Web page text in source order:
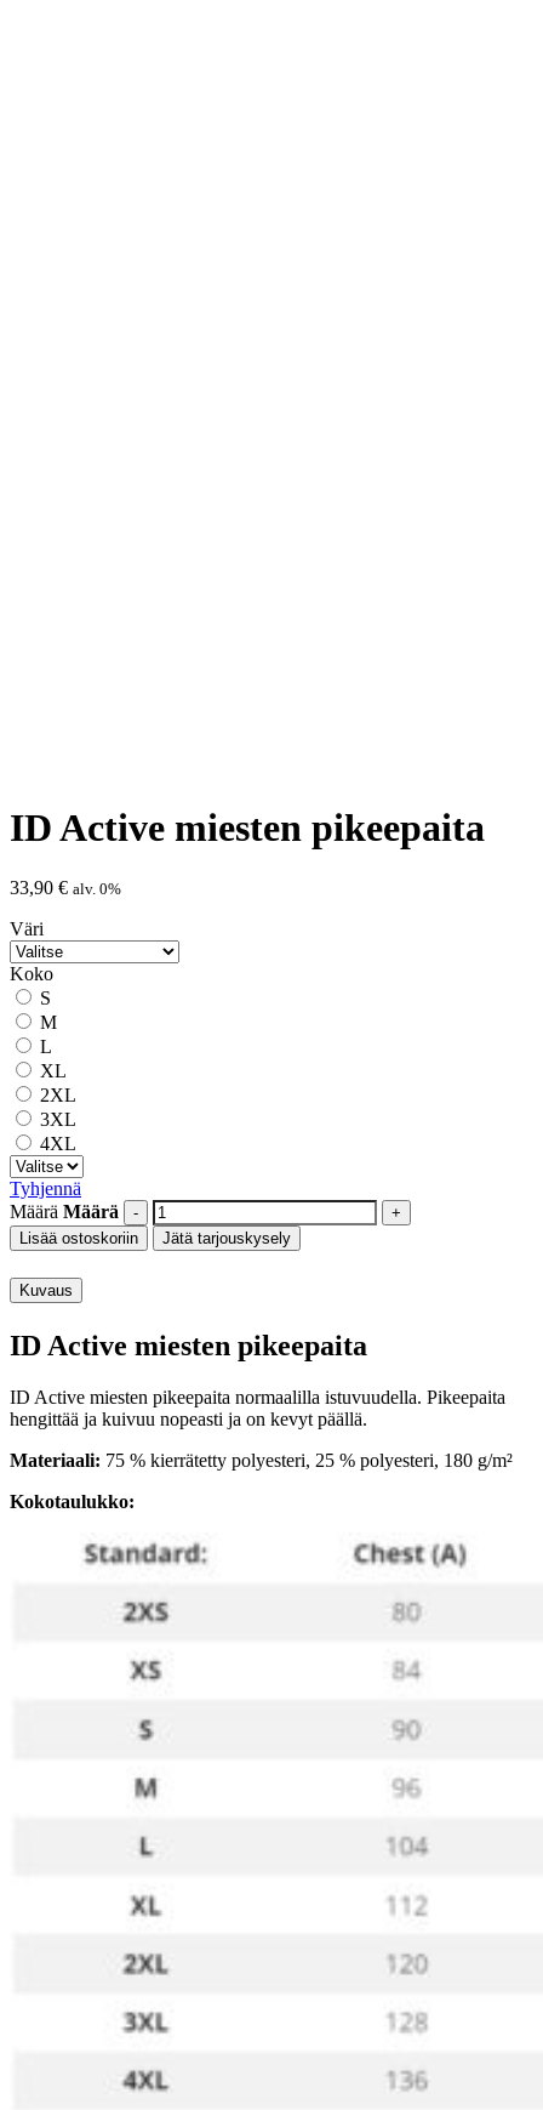
ID Active miesten pikeepaita
33,90 € alv. 0%
Väri
Koko
S
M
L
XL
2XL
3XL
4XL
Tyhjennä
Määrä Määrä
Lisää ostoskoriin Jätä tarjouskysely
Kuvaus
ID Active miesten pikeepaita
ID Active miesten pikeepaita normaalilla istuvuudella. Pikeepaita
hengittää ja kuivuu nopeasti ja on kevyt päällä.
Materiaali: 75 % kierrätetty polyesteri, 25 % polyesteri, 180 g/m²
Kokotaulukko: